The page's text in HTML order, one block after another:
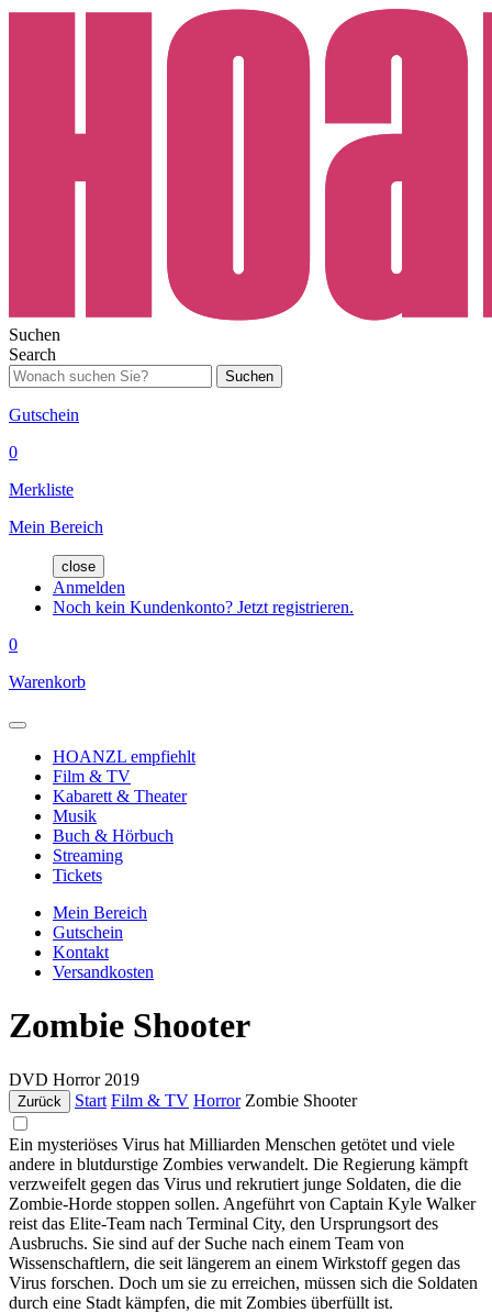
Suchen
Search
Suchen
Gutschein
0
Merkliste
Mein Bereich
close
Anmelden
Noch kein Kundenkonto? Jetzt registrieren.
0
Warenkorb
HOANZL empfiehlt
Film & TV
Kabarett & Theater
Musik
Buch & Hörbuch
Streaming
Tickets
Mein Bereich
Gutschein
Kontakt
Versandkosten
Zombie Shooter
DVD Horror 2019
Zurück Start Film & TV Horror Zombie Shooter
Ein mysteriöses Virus hat Milliarden Menschen getötet und viele
andere in blutdurstige Zombies verwandelt. Die Regierung kämpft
verzweifelt gegen das Virus und rekrutiert junge Soldaten, die die
Zombie-Horde stoppen sollen. Angeführt von Captain Kyle Walker
reist das Elite-Team nach Terminal City, den Ursprungsort des
Ausbruchs. Sie sind auf der Suche nach einem Team von
Wissenschaftlern, die seit längerem an einem Wirkstoff gegen das
Virus forschen. Doch um sie zu erreichen, müssen sich die Soldaten
durch eine Stadt kämpfen, die mit Zombies überfüllt ist.